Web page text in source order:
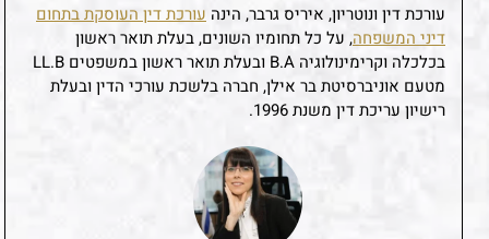
עורכת דין ונוטריון, איריס גרבר, הינה עורכת דין העוסקת בתחום
דיני המשפחה, על כל תחומיו השונים, בעלת תואר ראשון
בכלכלה וקרימינולוגיה B.A ובעלת תואר ראשון במשפטים LL.B
מטעם אוניברסיטת בר אילן, חברה בלשכת עורכי הדין ובעלת
רישיון עריכת דין משנת 1996.